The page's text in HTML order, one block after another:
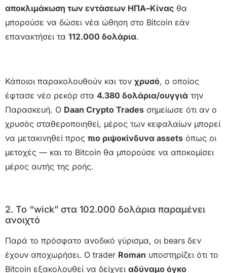
αποκλιμάκωση των εντάσεων ΗΠΑ–Κίνας θα
μπορούσε να δώσει νέα ώθηση στο Bitcoin εάν
επανακτήσει τα 112.000 δολάρια.
Κάποιοι παρακολουθούν και τον χρυσό, ο οποίος
έφτασε νέο ρεκόρ στα 4.380 δολάρια/ουγγιά την
Παρασκευή. Ο Daan Crypto Trades σημείωσε ότι αν ο
χρυσός σταθεροποιηθεί, μέρος των κεφαλαίων μπορεί
να μετακινηθεί προς πιο ριψοκίνδυνα assets όπως οι
μετοχές — και το Bitcoin θα μπορούσε να αποκομίσει
μέρος αυτής της ροής.
2. Το “wick” στα 102.000 δολάρια παραμένει
ανοιχτό
Παρά το πρόσφατο ανοδικό γύρισμα, οι bears δεν
έχουν αποχωρήσει. Ο trader Roman υποστηρίζει ότι το
Bitcoin εξακολουθεί να δείχνει αδύναμο όγκο